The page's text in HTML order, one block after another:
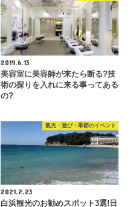
2019.6.13
美容室に美容師が来たら断る?技
術の探りを入れに来る事ってある
の?
観光・遊び・季節のイベント
2021.2.23
白浜観光のお勧めスポット3選!日